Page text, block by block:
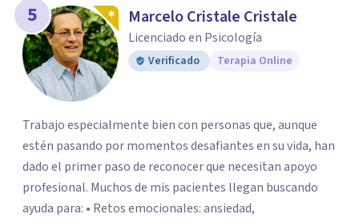
5 Marcelo Cristale Cristale
Licenciado en Psicología
Verificado Terapia Online
Trabajo especialmente bien con personas que, aunque
estén pasando por momentos desafiantes en su vida, han
dado el primer paso de reconocer que necesitan apoyo
profesional. Muchos de mis pacientes llegan buscando
ayuda para: • Retos emocionales: ansiedad,